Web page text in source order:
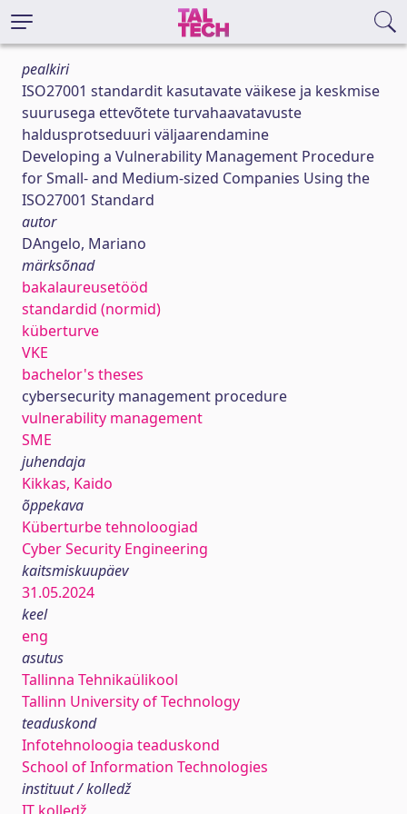
pealkiri
ISO27001 standardit kasutavate väikese ja keskmise
suurusega ettevõtete turvahaavatavuste
haldusprotseduuri väljaarendamine
Developing a Vulnerability Management Procedure
for Small- and Medium-sized Companies Using the
ISO27001 Standard
autor
DAngelo, Mariano
märksõnad
bakalaureusetööd
standardid (normid)
küberturve
VKE
bachelor's theses
cybersecurity management procedure
vulnerability management
SME
juhendaja
Kikkas, Kaido
õppekava
Küberturbe tehnoloogiad
Cyber Security Engineering
kaitsmiskuupäev
31.05.2024
keel
eng
asutus
Tallinna Tehnikaülikool
Tallinn University of Technology
teaduskond
Infotehnoloogia teaduskond
School of Information Technologies
instituut / kolledž